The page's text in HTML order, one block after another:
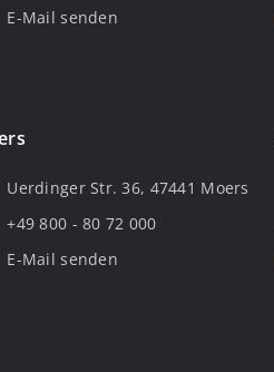
E-Mail senden
Uerdinger Str. 36, 47441 Moers
+49 800 - 80 72 000
E-Mail senden